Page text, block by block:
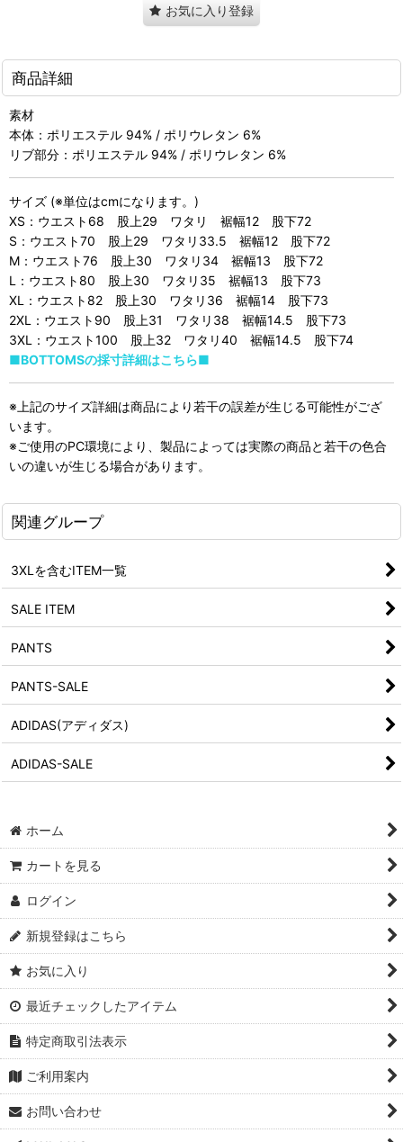
お気に入り登録
商品詳細
素材
本体：ポリエステル 94% / ポリウレタン 6%
リブ部分：ポリエステル 94% / ポリウレタン 6%
サイズ (※単位はcmになります。)
XS：ウエスト68 股上29 ワタリ 裾幅12 股下72
S：ウエスト70 股上29 ワタリ33.5 裾幅12 股下72
M：ウエスト76 股上30 ワタリ34 裾幅13 股下72
L：ウエスト80 股上30 ワタリ35 裾幅13 股下73
XL：ウエスト82 股上30 ワタリ36 裾幅14 股下73
2XL：ウエスト90 股上31 ワタリ38 裾幅14.5 股下73
3XL：ウエスト100 股上32 ワタリ40 裾幅14.5 股下74
■BOTTOMSの採寸詳細はこちら■
※上記のサイズ詳細は商品により若干の誤差が生じる可能性がござ
います。
※ご使用のPC環境により、製品によっては実際の商品と若干の色合
いの違いが生じる場合があります。
関連グループ
3XLを含むITEM一覧
SALE ITEM
PANTS
PANTS-SALE
ADIDAS(アディダス)
ADIDAS-SALE
ホーム
カートを見る
ログイン
新規登録はこちら
お気に入り
最近チェックしたアイテム
特定商取引法表示
ご利用案内
お問い合わせ